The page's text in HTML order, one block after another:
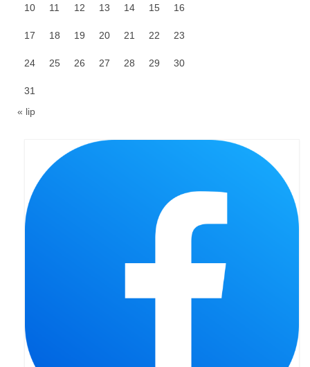
10 11 12 13 14 15 16
17 18 19 20 21 22 23
24 25 26 27 28 29 30
31
« lip